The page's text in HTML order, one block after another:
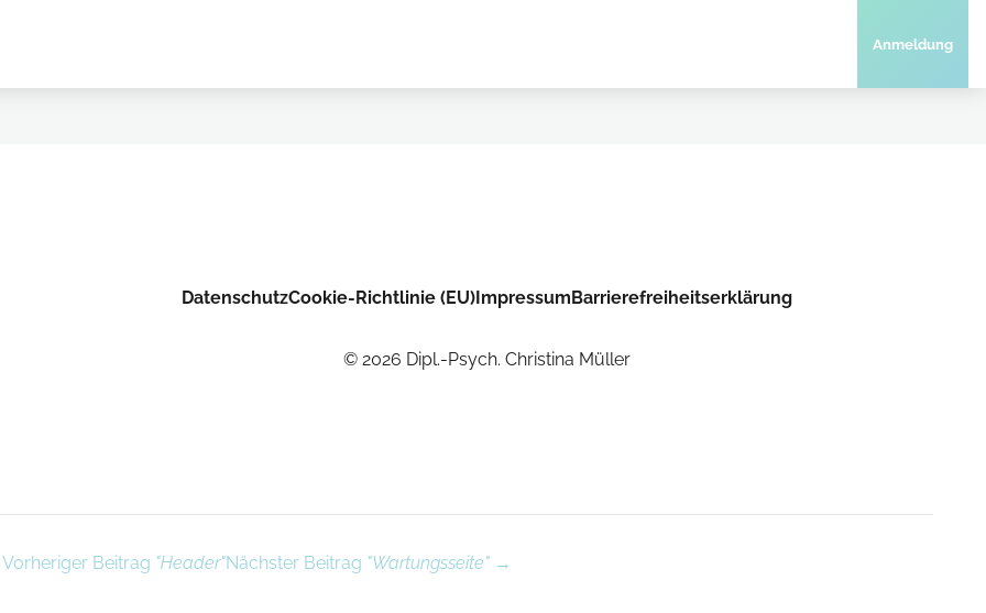
Anmeldung
DatenschutzCookie-Richtlinie (EU)ImpressumBarrierefreiheitserklärung
© 2026 Dipl.-Psych. Christina Müller
Vorheriger Beitrag "Header"Nächster Beitrag "Wartungsseite"